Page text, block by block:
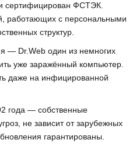
сертифицирован ФСТЭК.
работающих с персональными
структур.
— Dr.Web один из немногих
уже заражённый компьютер.
даже на инфицированной
года — собственные
не зависит от зарубежных
гарантированы.